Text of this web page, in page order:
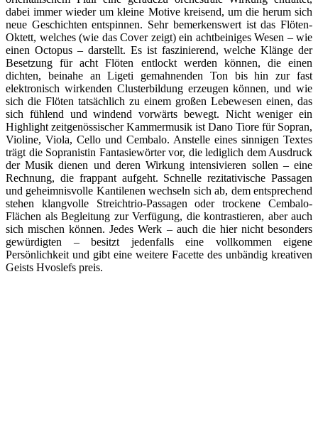
dabei immer wieder um kleine Motive kreisend, um die herum sich
neue Geschichten entspinnen. Sehr bemerkenswert ist das Flöten-
Oktett, welches (wie das Cover zeigt) ein achtbeiniges Wesen – wie
einen Octopus – darstellt. Es ist faszinierend, welche Klänge der
Besetzung für acht Flöten entlockt werden können, die einen
dichten, beinahe an Ligeti gemahnenden Ton bis hin zur fast
elektronisch wirkenden Clusterbildung erzeugen können, und wie
sich die Flöten tatsächlich zu einem großen Lebewesen einen, das
sich fühlend und windend vorwärts bewegt. Nicht weniger ein
Highlight zeitgenössischer Kammermusik ist Dano Tiore für Sopran,
Violine, Viola, Cello und Cembalo. Anstelle eines sinnigen Textes
trägt die Sopranistin Fantasiewörter vor, die lediglich dem Ausdruck
der Musik dienen und deren Wirkung intensivieren sollen – eine
Rechnung, die frappant aufgeht. Schnelle rezitativische Passagen
und geheimnisvolle Kantilenen wechseln sich ab, dem entsprechend
stehen klangvolle Streichtrio-Passagen oder trockene Cembalo-
Flächen als Begleitung zur Verfügung, die kontrastieren, aber auch
sich mischen können. Jedes Werk – auch die hier nicht besonders
gewürdigten – besitzt jedenfalls eine vollkommen eigene
Persönlichkeit und gibt eine weitere Facette des unbändig kreativen
Geists Hvoslefs preis.